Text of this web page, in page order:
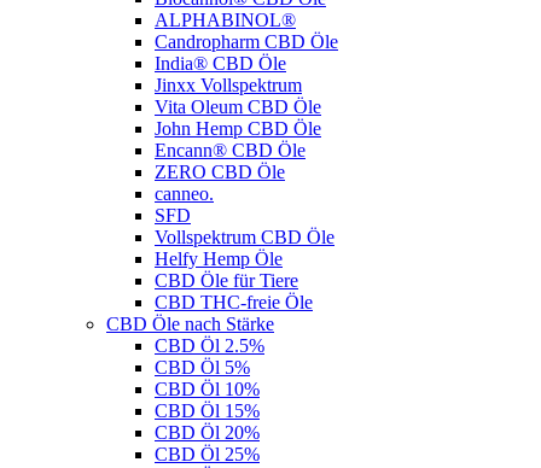
ALPHABINOL®
Candropharm CBD Öle
India® CBD Öle
Jinxx Vollspektrum
Vita Oleum CBD Öle
John Hemp CBD Öle
Encann® CBD Öle
ZERO CBD Öle
canneo.
SFD
Vollspektrum CBD Öle
Helfy Hemp Öle
CBD Öle für Tiere
CBD THC-freie Öle
CBD Öle nach Stärke
CBD Öl 2.5%
CBD Öl 5%
CBD Öl 10%
CBD Öl 15%
CBD Öl 20%
CBD Öl 25%